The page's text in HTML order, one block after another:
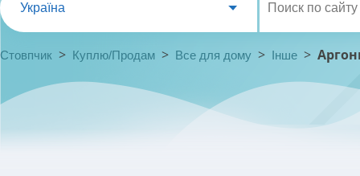
Україна
Стовпчик > Куплю/Продам > Все для дому > Інше >